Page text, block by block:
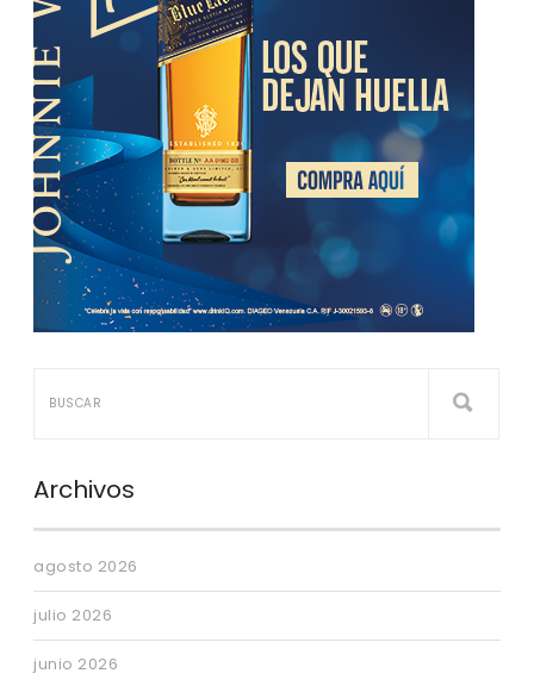
Archivos
agosto 2026
julio 2026
junio 2026